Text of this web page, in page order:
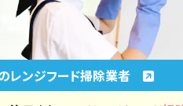
レンジフード掃除業者